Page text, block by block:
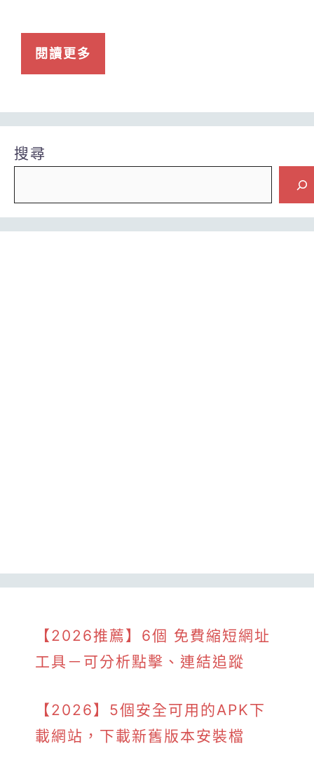
閱讀更多
搜尋
【2026推薦】6個 免費縮短網址
工具－可分析點擊、連結追蹤
【2026】5個安全可用的APK下
載網站，下載新舊版本安裝檔